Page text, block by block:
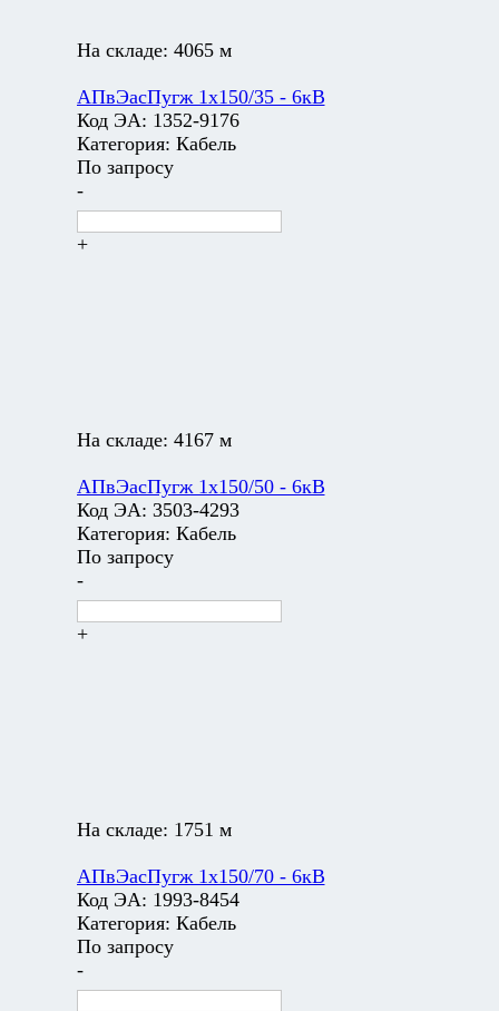
На складе: 4065 м
АПвЭасПугж 1х150/35 - 6кВ
Код ЭА: 1352-9176
Категория: Кабель
По запросу
-
+
На складе: 4167 м
АПвЭасПугж 1х150/50 - 6кВ
Код ЭА: 3503-4293
Категория: Кабель
По запросу
-
+
На складе: 1751 м
АПвЭасПугж 1х150/70 - 6кВ
Код ЭА: 1993-8454
Категория: Кабель
По запросу
-